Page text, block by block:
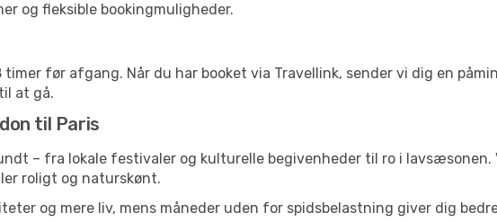
og fleksible bookingmuligheder.
før afgang. Når du har booket via Travellink, sender vi dig en
at gå.
til Paris
– fra lokale festivaler og kulturelle begivenheder til ro i
roligt og naturskønt.
og mere liv, mens måneder uden for spidsbelastning giver dig